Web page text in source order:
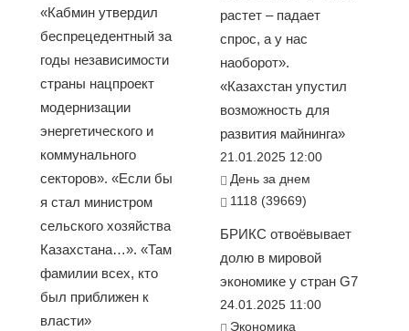
«Кабмин утвердил
беспрецедентный за
годы независимости
страны нацпроект
модернизации
энергетического и
коммунального
секторов». «Если бы
я стал министром
сельского хозяйства
Казахстана…». «Там
фамилии всех, кто
был приближен к
власти»
растет – падает
спрос, а у нас
наоборот».
«Казахстан упустил
возможность для
развития майнинга»
21.01.2025 12:00
День за днем
1118 (39669)
БРИКС отвоёвывает
долю в мировой
экономике у стран G7
24.01.2025 11:00
Экономика